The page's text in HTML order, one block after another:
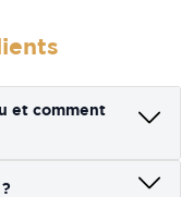
et comment